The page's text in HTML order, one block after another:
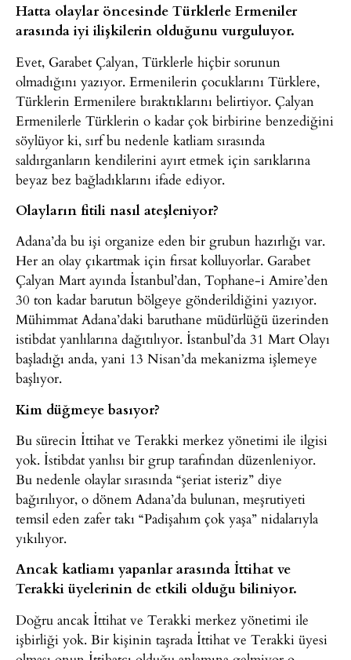
Hatta olaylar öncesinde Türklerle Ermeniler
arasında iyi ilişkilerin olduğunu vurguluyor.
Evet, Garabet Çalyan, Türklerle hiçbir sorunun
olmadığını yazıyor. Ermenilerin çocuklarını Türklere,
Türklerin Ermenilere bıraktıklarını belirtiyor. Çalyan
Ermenilerle Türklerin o kadar çok birbirine benzediğini
söylüyor ki, sırf bu nedenle katliam sırasında
saldırganların kendilerini ayırt etmek için sarıklarına
beyaz bez bağladıklarını ifade ediyor.
Olayların fitili nasıl ateşleniyor?
Adana’da bu işi organize eden bir grubun hazırlığı var.
Her an olay çıkartmak için fırsat kolluyorlar. Garabet
Çalyan Mart ayında İstanbul’dan, Tophane-i Amire’den
30 ton kadar barutun bölgeye gönderildiğini yazıyor.
Mühimmat Adana’daki baruthane müdürlüğü üzerinden
istibdat yanlılarına dağıtılıyor. İstanbul’da 31 Mart Olayı
başladığı anda, yani 13 Nisan’da mekanizma işlemeye
başlıyor.
Kim düğmeye basıyor?
Bu sürecin İttihat ve Terakki merkez yönetimi ile ilgisi
yok. İstibdat yanlısı bir grup tarafından düzenleniyor.
Bu nedenle olaylar sırasında “şeriat isteriz” diye
bağırılıyor, o dönem Adana’da bulunan, meşrutiyeti
temsil eden zafer takı “Padişahım çok yaşa” nidalarıyla
yıkılıyor.
Ancak katliamı yapanlar arasında İttihat ve
Terakki üyelerinin de etkili olduğu biliniyor.
Doğru ancak İttihat ve Terakki merkez yönetimi ile
işbirliği yok. Bir kişinin taşrada İttihat ve Terakki üyesi